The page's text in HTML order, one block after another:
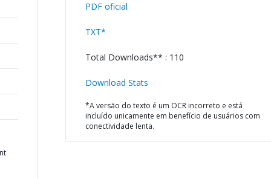
PDF oficial
TXT*
Total Downloads** : 110
Download Stats
*A versão do texto é um OCR incorreto e está
incluído unicamente em benefício de usuários com
conectividade lenta.